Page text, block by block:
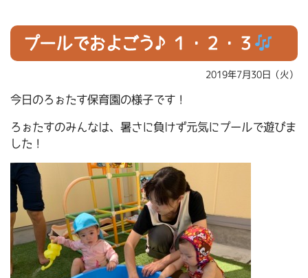
プールでおよごう♪１・２・３
2019年7月30日（火）
今日のろぉたす保育園の様子です！
ろぉたすのみんなは、暑さに負けず元気にプールで遊びま
した！